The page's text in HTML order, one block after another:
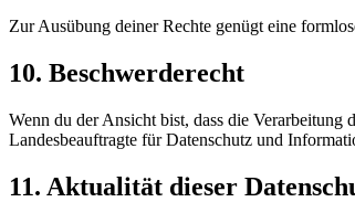
Zur Ausübung deiner Rechte genügt eine
10. Beschwerderecht
Wenn du der Ansicht bist, dass die Verarbeitung
Landesbeauftragte für Datenschutz und
11. Aktualität dieser